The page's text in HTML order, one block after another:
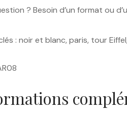
? Besoin d’un format ou
: noir et blanc, paris, tour